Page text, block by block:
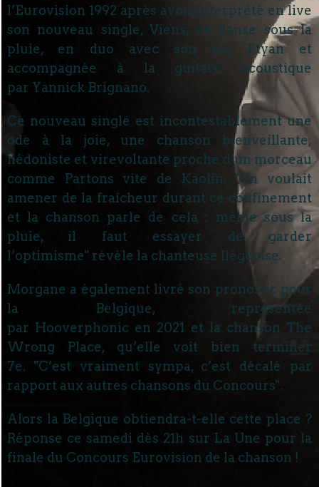
l’Eurovision 1992 après avoir interprété en live
son nouveau single, Viens, on danse sous la
pluie, en duo avec son fils Etyan et
accompagnée à la guitare acoustique
par Yannick Brignano.
Ce nouveau single est incontestablement une
ode à la joie, une chanson bienveillante,
hédoniste et virevoltante proche d’un morceau
comme Partons vite de Kaolin. "On voulait
amener de la fraîcheur durant ce confinement
et la chanson parle de cela : même sous la
pluie, il faut essayer de garder
l’optimisme" révèle la chanteuse liégeoise.
Morgane a également livré son pronostic pour
la Belgique, représentée
par Hooverphonic en 2021 et la chanson The
Wrong Place, qu’elle voit bien terminer
7e. "C’est vraiment sympa, c’est décalé par
rapport aux autres chansons du Concours".
Alors la Belgique obtiendra-t-elle cette place ?
Réponse ce samedi dès 21h sur La Une pour la
finale du Concours Eurovision de la chanson !